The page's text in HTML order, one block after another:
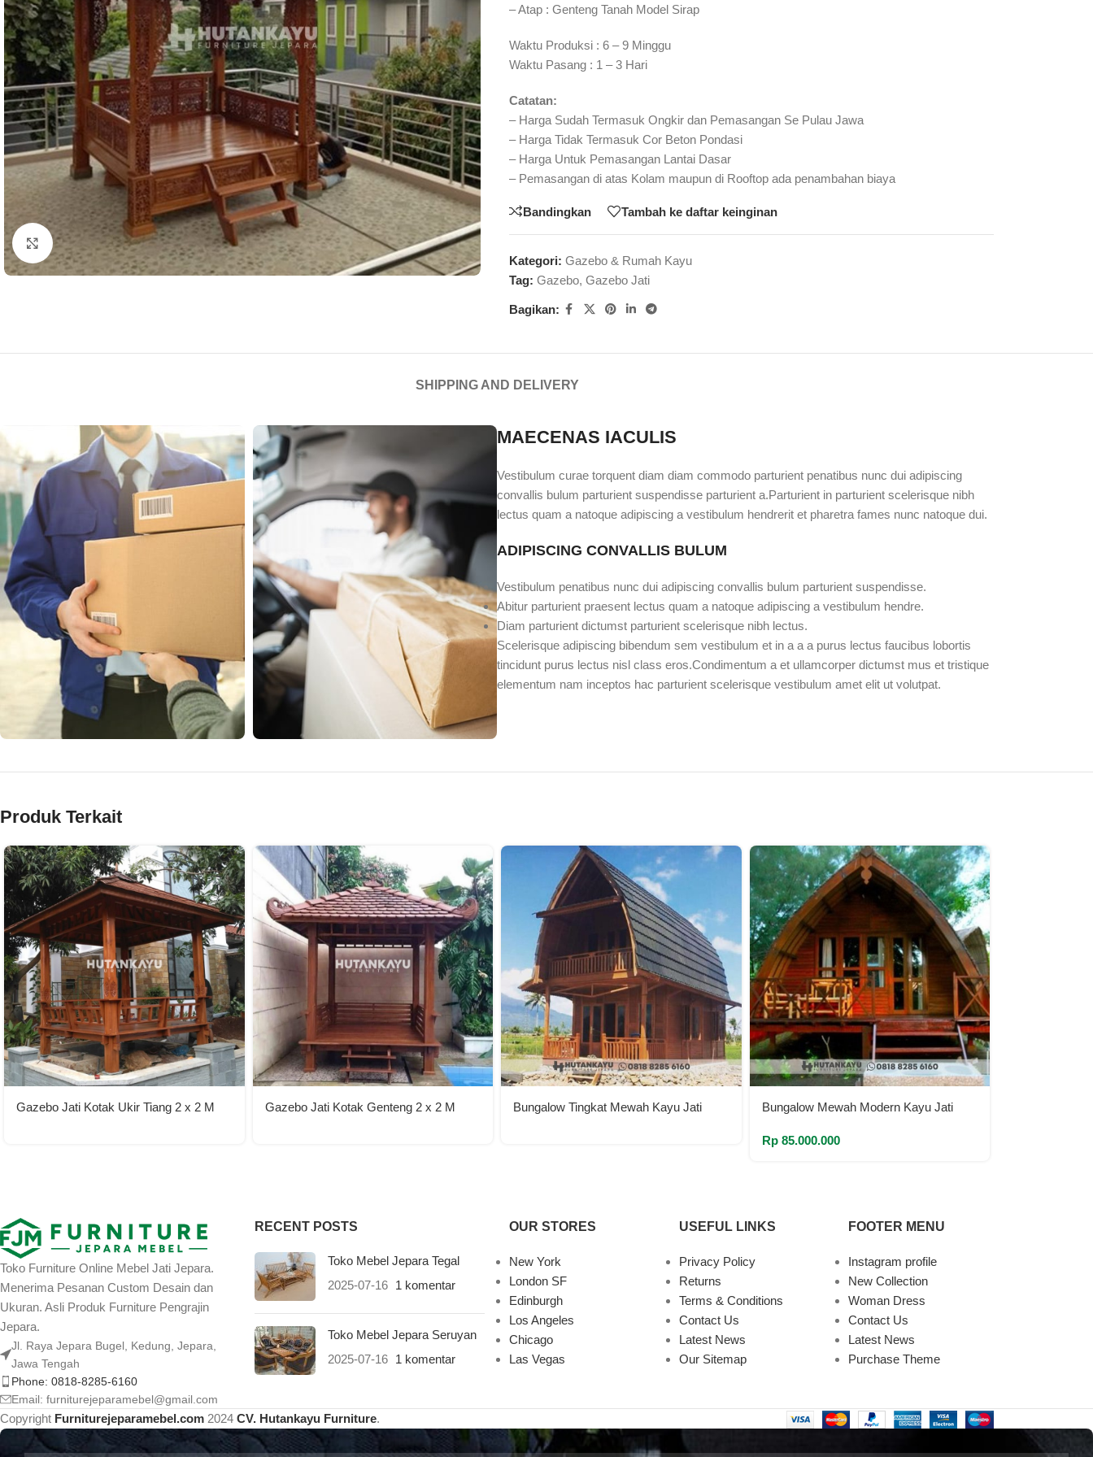
Klik untuk memperbesar
– Atap : Genteng Tanah Model Sirap
Waktu Produksi : 6 – 9 Minggu
Waktu Pasang : 1 – 3 Hari
Catatan:
– Harga Sudah Termasuk Ongkir dan Pemasangan Se Pulau Jawa
– Harga Tidak Termasuk Cor Beton Pondasi
– Harga Untuk Pemasangan Lantai Dasar
– Pemasangan di atas Kolam maupun di Rooftop ada penambahan biaya
Bandingkan Tambah ke daftar keinginan
Kategori: Gazebo & Rumah Kayu
Tag: Gazebo, Gazebo Jati
Bagikan:
SHIPPING AND DELIVERY
MAECENAS IACULIS
Vestibulum curae torquent diam diam commodo parturient penatibus nunc dui adipiscing
convallis bulum parturient suspendisse parturient a.Parturient in parturient scelerisque nibh
lectus quam a natoque adipiscing a vestibulum hendrerit et pharetra fames nunc natoque dui.
ADIPISCING CONVALLIS BULUM
Vestibulum penatibus nunc dui adipiscing convallis bulum parturient suspendisse.
Abitur parturient praesent lectus quam a natoque adipiscing a vestibulum hendre.
Diam parturient dictumst parturient scelerisque nibh lectus.
Scelerisque adipiscing bibendum sem vestibulum et in a a a purus lectus faucibus lobortis
tincidunt purus lectus nisl class eros.Condimentum a et ullamcorper dictumst mus et tristique
elementum nam inceptos hac parturient scelerisque vestibulum amet elit ut volutpat.
Produk Terkait
Gazebo Jati Kotak Ukir Tiang 2 x 2 M Gazebo Jati Kotak Genteng 2 x 2 M Bungalow Tingkat Mewah Kayu Jati Bungalow Mewah Modern Kayu Jati
Rp85.000.000
Toko Furniture Online Mebel Jati Jepara.
Menerima Pesanan Custom Desain dan
Ukuran. Asli Produk Furniture Pengrajin
Jepara.
Jl. Raya Jepara Bugel, Kedung, Jepara,
Jawa Tengah
Phone: 0818-8285-6160
Email: furniturejeparamebel@gmail.com
RECENT POSTS
Toko Mebel Jepara Tegal
2025-07-16 1 komentar
Toko Mebel Jepara Seruyan
2025-07-16 1 komentar
OUR STORES
New York
London SF
Edinburgh
Los Angeles
Chicago
Las Vegas
USEFUL LINKS
Privacy Policy
Returns
Terms & Conditions
Contact Us
Latest News
Our Sitemap
FOOTER MENU
Instagram profile
New Collection
Woman Dress
Contact Us
Latest News
Purchase Theme
Copyright Furniturejeparamebel.com 2024 CV. Hutankayu Furniture.